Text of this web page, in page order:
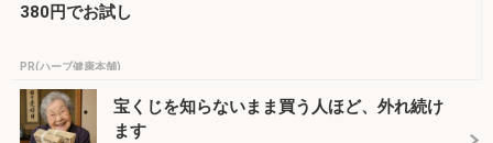
380円でお試し
PR(ハーブ健康本舗)
宝くじを知らないまま買う人ほど、外れ続け
ます